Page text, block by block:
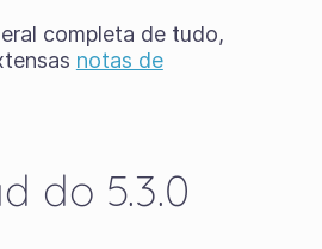
completa de tudo,
notas de
do 5.3.0